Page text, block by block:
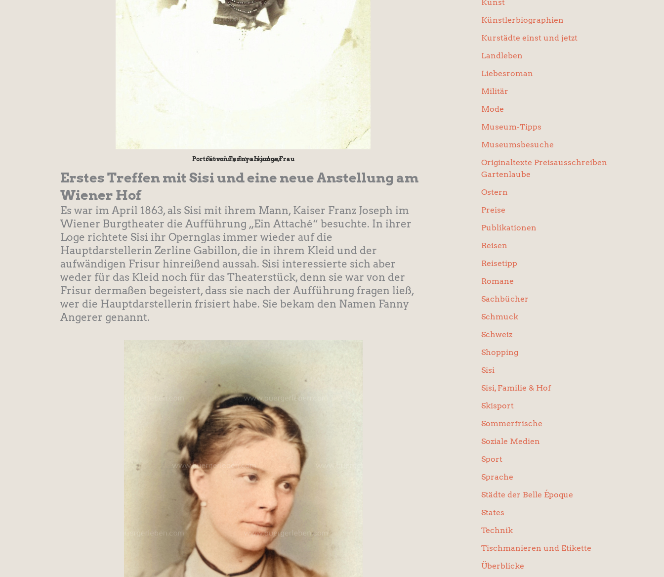
Porträt von Fanny als junge Frau
Sammlung Petra Herzberg
Erstes Treffen mit Sisi und eine neue Anstellung am
Wiener Hof
Es war im April 1863, als Sisi mit ihrem Mann, Kaiser Franz Joseph im
Wiener Burgtheater die Aufführung „Ein Attaché“ besuchte. In ihrer
Loge richtete Sisi ihr Opernglas immer wieder auf die
Hauptdarstellerin Zerline Gabillon, die in ihrem Kleid und der
aufwändigen Frisur hinreißend aussah. Sisi interessierte sich aber
weder für das Kleid noch für das Theaterstück, denn sie war von der
Frisur dermaßen begeistert, dass sie nach der Aufführung fragen ließ,
wer die Hauptdarstellerin frisiert habe. Sie bekam den Namen Fanny
Angerer genannt.
Kunst
Künstlerbiographien
Kurstädte einst und jetzt
Landleben
Liebesroman
Militär
Mode
Museum-Tipps
Museumsbesuche
Originaltexte Preisausschreiben
Gartenlaube
Ostern
Preise
Publikationen
Reisen
Reisetipp
Romane
Sachbücher
Schmuck
Schweiz
Shopping
Sisi
Sisi, Familie & Hof
Skisport
Sommerfrische
Soziale Medien
Sport
Sprache
Städte der Belle Époque
States
Technik
Tischmanieren und Etikette
Überblicke